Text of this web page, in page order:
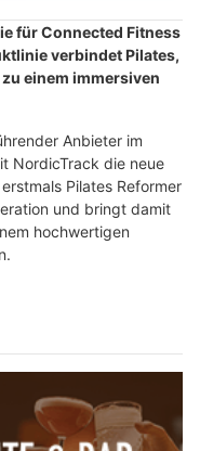
für Connected Fitness
verbindet Pilates,
einem immersiven
Anbieter im
NordicTrack die neue
Pilates Reformer
und bringt damit
hochwertigen